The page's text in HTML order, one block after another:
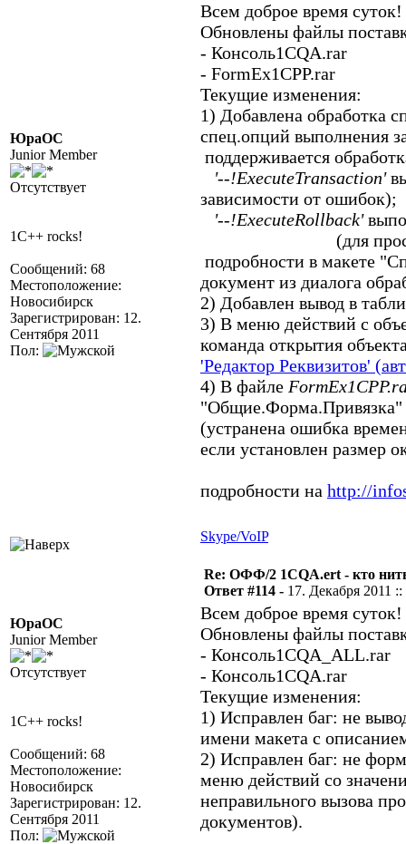
ЮраОС
Junior Member
Отсутствует
1C++ rocks!
Сообщений: 68
Местоположение:
Новосибирск
Зарегистрирован: 12.
Сентября 2011
Пол:
Всем доброе время суток!
Обновлены файлы
- Консоль1CQA.rar
- FormEx1CPP.rar
Текущие изменения:
1) Добавлена обработка
спец.опций выполнения
поддерживается
'--!ExecuteTransaction'
зависимости от ошибок);
'--!ExecuteRollback'
(для просмотра
подробности в макете
документ из диалога
2) Добавлен вывод в
3) В меню действий с
команда открытия
'Редактор Реквизитов'
4) В файле
"Общие.Форма.Привязка"
(устранена ошибка
если установлен размер
подробности на http://
Skype/VoIP
ЮраОС
Junior Member
Отсутствует
1C++ rocks!
Сообщений: 68
Местоположение:
Новосибирск
Зарегистрирован: 12.
Сентября 2011
Пол:
Re: ОФФ/2 1CQA.ert - кто
Ответ #114 - 17. Декабря 2011 ::
Всем доброе время суток!
Обновлены файлы
- Консоль1CQA_ALL.rar
- Консоль1CQA.rar
Текущие изменения:
1) Исправлен баг: не
имени макета с
2) Исправлен баг: не
меню действий со
неправильного вызова
документов).